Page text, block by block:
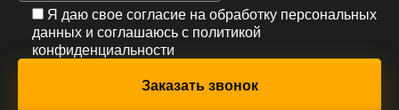
Я даю свое согласие на обработку персональных
данных и соглашаюсь с политикой
конфиденциальности